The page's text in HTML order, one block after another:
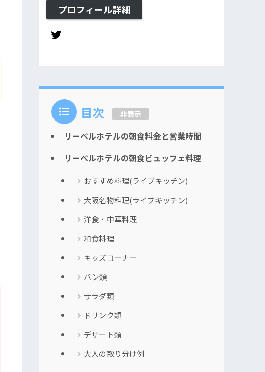
プロフィール詳細
目次 非表示
リーベルホテルの朝食料金と営業時間
リーベルホテルの朝食ビュッフェ料理
おすすめ料理(ライブキッチン)
大阪名物料理(ライブキッチン)
洋食・中華料理
和食料理
キッズコーナー
パン類
サラダ類
ドリンク類
デザート類
大人の取り分け例